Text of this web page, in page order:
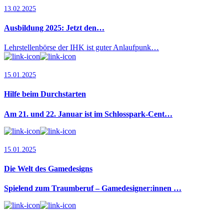
13.02.2025
Ausbildung 2025: Jetzt den…
Lehrstellenbörse der IHK ist guter Anlaufpunk…
15.01.2025
Hilfe beim Durchstarten
Am 21. und 22. Januar ist im Schlosspark-Cent…
15.01.2025
Die Welt des Gamedesigns
Spielend zum Traumberuf – Gamedesigner:innen …